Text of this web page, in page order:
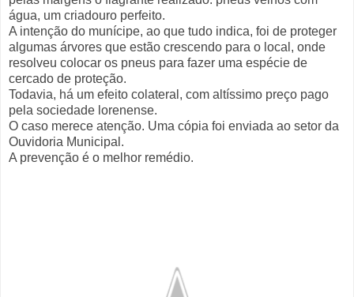
água, um criadouro perfeito.
A intenção do munícipe, ao que tudo indica, foi de proteger
algumas árvores que estão crescendo para o local, onde
resolveu colocar os pneus para fazer uma espécie de
cercado de proteção.
Todavia, há um efeito colateral, com altíssimo preço pago
pela sociedade lorenense.
O caso merece atenção. Uma cópia foi enviada ao setor da
Ouvidoria Municipal.
A prevenção é o melhor remédio.